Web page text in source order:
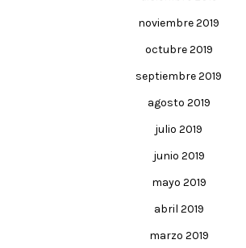
noviembre 2019
octubre 2019
septiembre 2019
agosto 2019
julio 2019
junio 2019
mayo 2019
abril 2019
marzo 2019